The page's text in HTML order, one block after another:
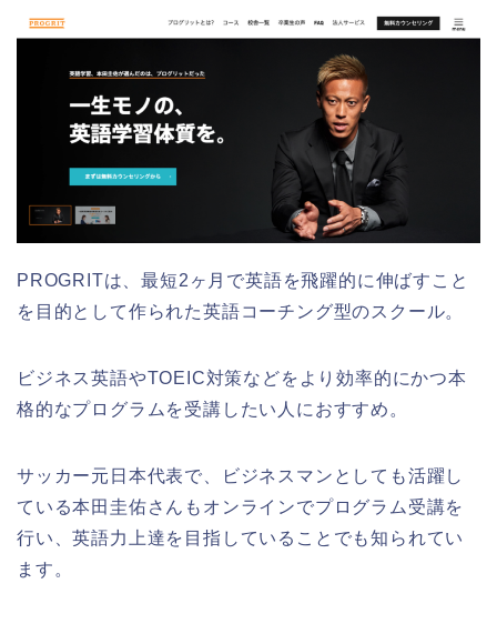
PROGRITは、最短2ヶ月で英語を飛躍的に伸ばすこと
を目的として作られた英語コーチング型のスクール。
ビジネス英語やTOEIC対策などをより効率的にかつ本
格的なプログラムを受講したい人におすすめ。
サッカー元日本代表で、ビジネスマンとしても活躍し
ている本田圭佑さんもオンラインでプログラム受講を
行い、英語力上達を目指していることでも知られてい
ます。